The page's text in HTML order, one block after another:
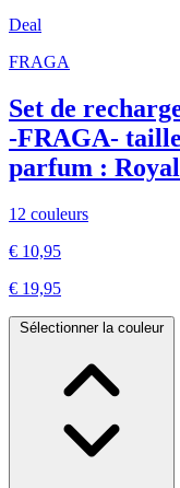
Deal
FRAGA
Set de
-FRAGA-
parfum :
12 couleurs
€ 10,95
€ 19,95
Sélectionner la couleur